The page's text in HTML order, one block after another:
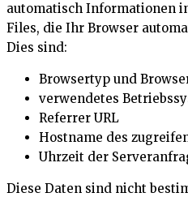
automatisch Informationen
Files, die Ihr Browser
Dies sind:
Browsertyp und
verwendetes
Referrer URL
Hostname des
Uhrzeit der
Diese Daten sind nicht